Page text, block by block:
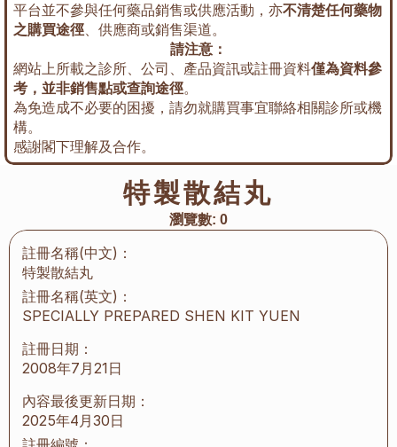
平台並不參與任何藥品銷售或供應活動，亦不清楚任何藥物
之購買途徑、供應商或銷售渠道。
請注意：
網站上所載之診所、公司、產品資訊或註冊資料僅為資料參
考，並非銷售點或查詢途徑。
為免造成不必要的困擾，請勿就購買事宜聯絡相關診所或機
構。
感謝閣下理解及合作。
特製散結丸
瀏覽數: 0
註冊名稱(中文)：
特製散結丸
註冊名稱(英文)：
SPECIALLY PREPARED SHEN KIT YUEN
註冊日期：
2008年7月21日
內容最後更新日期：
2025年4月30日